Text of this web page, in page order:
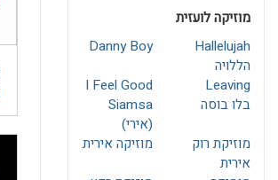
מוזיקה לועזית
Danny Boy
Hallelujah
הללויה
I Feel Good
Leaving
Siamsa
(אירי)
בלו בוסה
מוזיקה אירית
מוזיקת רוק
אירית